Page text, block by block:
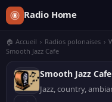
Radio Home
🏠 Accueil › Radios polonaises ›
Smooth Jazz Cafe
Smooth Jazz Cafe
Jazz, country,